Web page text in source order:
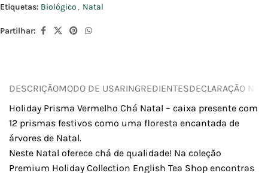
Etiquetas: Biológico , Natal
Partilhar:
DESCRIÇÃOMODO DE USARINGREDIENTESDECLARAÇÃO
Holiday Prisma Vermelho Chá Natal – caixa presente com
12 prismas festivos como uma floresta encantada de
árvores de Natal.
Neste Natal oferece chá de qualidade! Na coleção
Premium Holiday Collection English Tea Shop encontras